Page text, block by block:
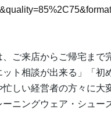
、ご来店からご帰宅まで
ット相談が出来る」「初
しい経営者の方々に大
ーニングウェア・シュ